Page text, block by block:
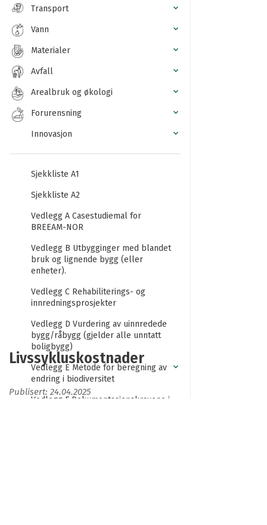
Transport
Vann
Materialer
Avfall
Arealbruk og økologi
Forurensning
Innovasjon
Sjekkliste A1
Sjekkliste A2
Vedlegg A Casestudiemal for
BREEAM-NOR
Vedlegg B Utbygginger med blandet
bruk og lignende bygg (eller
enheter).
Vedlegg C Rehabiliterings- og
innredningsprosjekter
Vedlegg D Vurdering av uinnredede
bygg/råbygg (gjelder alle unntatt
boligbygg)
Vedlegg E Metode for beregning av
endring i biodiversitet
Vedlegg F Dokumentasjonskravene i
Livssykluskostnader
Publisert: 24.04.2025